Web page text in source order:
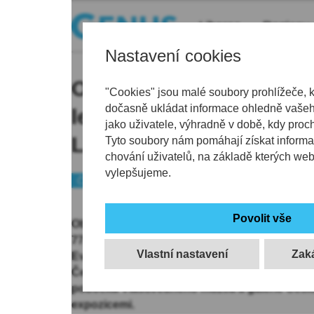
Nastavení cookies
"Cookies" jsou malé soubory prohlížeče,
dočasně ukládat informace ohledně
jako uživatele, výhradně v době, kdy
Tyto soubory nám pomáhají získat
chování uživatelů, na základě kterých
vylepšujeme.
Vlastní nastavení
Liberec Regiony
Obnova českolipského
letohrádku a okolních
Liberecký kraj na 77
Českolipsko Historie
Obnova renesančního letohrádku v České
77,4 milionu korun, zakázku získala
Evans. Rozsáhlá rekonstrukce čeká nejen
Červený dům, ale také dva navazující
pobočka Vlastivědného muzea a galerie
expozicemi.